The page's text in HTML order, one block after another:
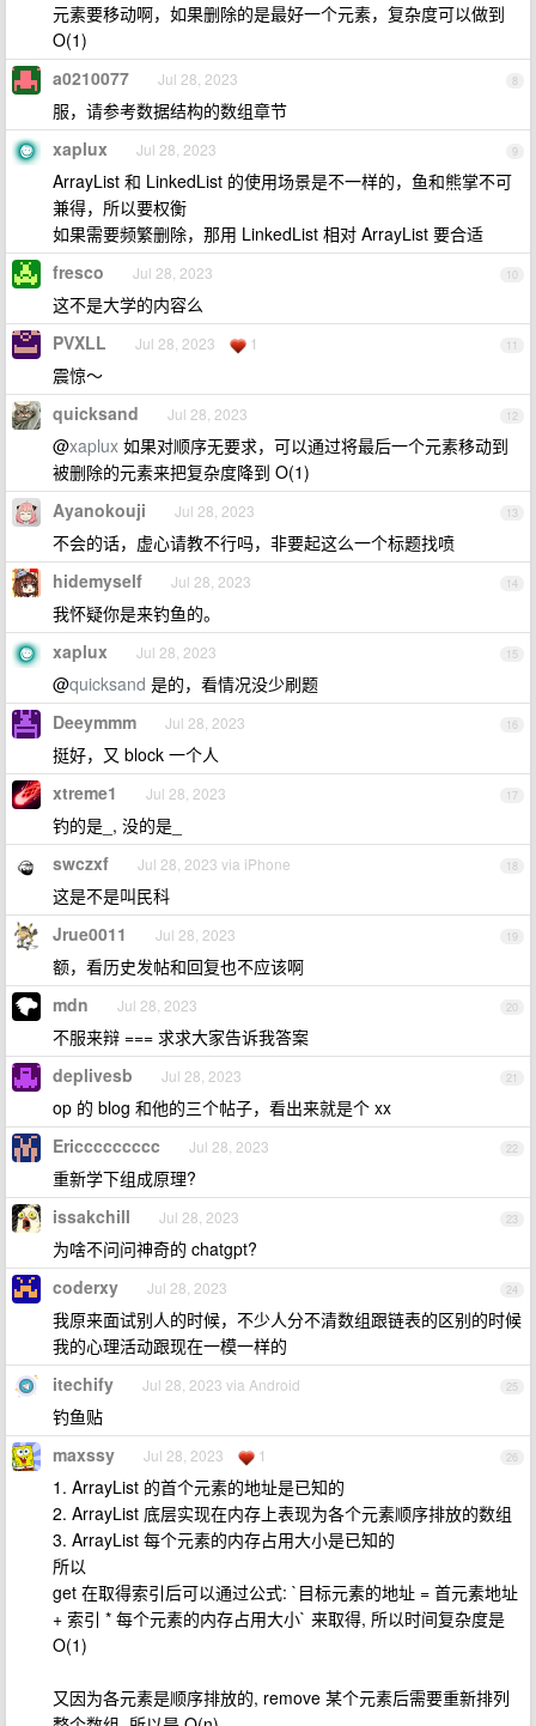
元素要移动啊，如果删除的是最好一个元素，复杂度可以做到
O(1)
8
a0210077 Jul 28, 2023
服，请参考数据结构的数组章节
9
xaplux Jul 28, 2023
ArrayList 和 LinkedList 的使用场景是不一样的，鱼和熊掌不可
兼得，所以要权衡
如果需要频繁删除，那用 LinkedList 相对 ArrayList 要合适
10
fresco Jul 28, 2023
这不是大学的内容么
11
PVXLL Jul 28, 2023 1
震惊～
12
quicksand Jul 28, 2023
@xaplux 如果对顺序无要求，可以通过将最后一个元素移动到
被删除的元素来把复杂度降到 O(1)
13
Ayanokouji Jul 28, 2023
不会的话，虚心请教不行吗，非要起这么一个标题找喷
14
hidemyself Jul 28, 2023
我怀疑你是来钓鱼的。
15
xaplux Jul 28, 2023
@quicksand 是的，看情况没少刷题
16
Deeymmm Jul 28, 2023
挺好，又 block 一个人
17
xtreme1 Jul 28, 2023
钓的是_, 没的是_
18
swczxf Jul 28, 2023 via iPhone
这是不是叫民科
19
Jrue0011 Jul 28, 2023
额，看历史发帖和回复也不应该啊
20
mdn Jul 28, 2023
不服来辩 === 求求大家告诉我答案
21
deplivesb Jul 28, 2023
op 的 blog 和他的三个帖子，看出来就是个 xx
22
Ericcccccccc Jul 28, 2023
重新学下组成原理?
23
issakchill Jul 28, 2023
为啥不问问神奇的 chatgpt?
24
coderxy Jul 28, 2023
我原来面试别人的时候，不少人分不清数组跟链表的区别的时候
我的心理活动跟现在一模一样的
25
itechify Jul 28, 2023 via Android
钓鱼贴
26
maxssy Jul 28, 2023 1
1. ArrayList 的首个元素的地址是已知的
2. ArrayList 底层实现在内存上表现为各个元素顺序排放的数组
3. ArrayList 每个元素的内存占用大小是已知的
所以
get 在取得索引后可以通过公式: `目标元素的地址 = 首元素地址
+ 索引 * 每个元素的内存占用大小` 来取得, 所以时间复杂度是
O(1)
又因为各元素是顺序排放的, remove 某个元素后需要重新排列